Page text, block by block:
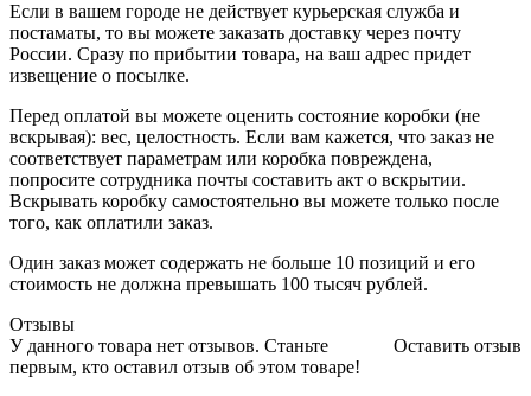
Если в вашем городе не действует курьерская служба и
постаматы, то вы можете заказать доставку через почту
России. Сразу по прибытии товара, на ваш адрес придет
извещение о посылке.
Перед оплатой вы можете оценить состояние коробки (не
вскрывая): вес, целостность. Если вам кажется, что заказ не
соответствует параметрам или коробка повреждена,
попросите сотрудника почты составить акт о вскрытии.
Вскрывать коробку самостоятельно вы можете только после
того, как оплатили заказ.
Один заказ может содержать не больше 10 позиций и его
стоимость не должна превышать 100 тысяч рублей.
Отзывы
Оставить отзыв
У данного товара нет отзывов. Станьте
первым, кто оставил отзыв об этом товаре!